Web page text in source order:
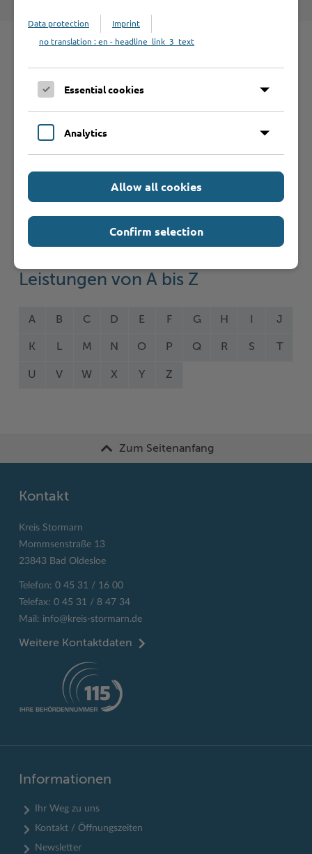
Seite auswählen
Leistungen von A bis Z
A B C D E F G H J
K L M N O P Q R S
U V W X Y Z
Zum Seitenanfang
Kontakt
Kreis Stormarn
Mommsenstraße 13
23843 Bad Oldesloe
Telefon: 0 45 31 / 16 00
Telefax: 0 45 31 / 8 47 34
Mail: info@kreis-stormarn.de
Weitere Kontaktdaten
Informationen
Ihr Weg zu uns
Kontakt / Öffnungszeiten
Newsletter
Data protection
Imprint
no translation : en - headline_link_3_text
Essential cookies
Analytics
Allow all cookies
Confirm selection